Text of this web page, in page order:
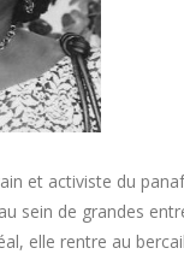
et activiste du
sein de grandes
elle rentre au